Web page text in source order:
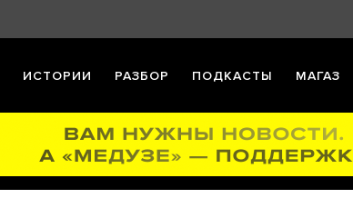
ИСТОРИИ РАЗБОР ПОДКАСТЫ МАГАЗ